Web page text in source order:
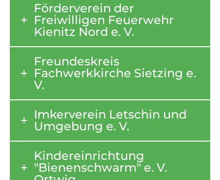
Förderverein der
Freiwilligen Feuerwehr
Kienitz Nord e. V.
Freundeskreis
Fachwerkkirche Sietzing e.
V.
Imkerverein Letschin und
Umgebung e. V.
Kindereinrichtung
"Bienenschwarm" e. V.